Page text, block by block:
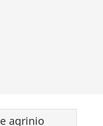
agrinio